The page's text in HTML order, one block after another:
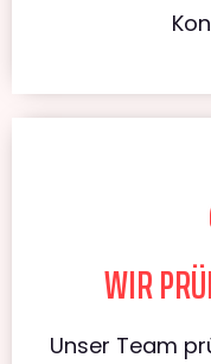
WIR
Unser Team